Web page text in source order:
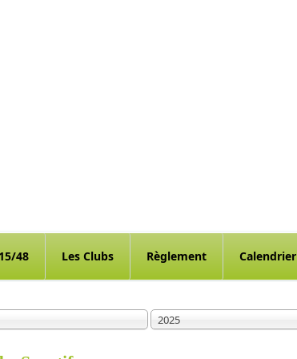
48 Les Clubs Règlement Calendrier
2025